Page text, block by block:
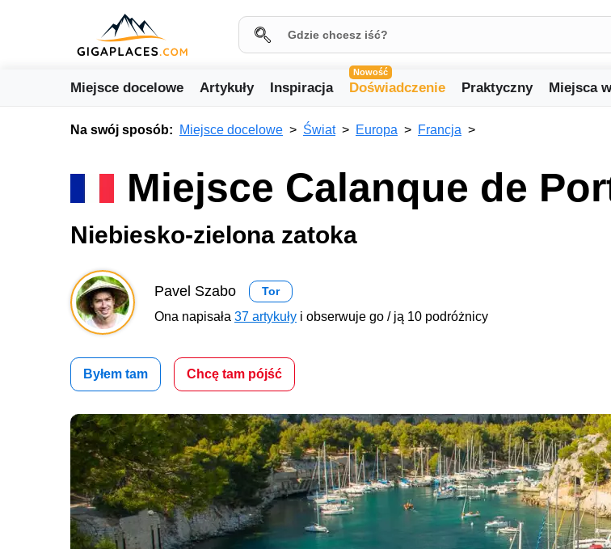
Miejsce docelowe Artykuły Inspiracja
Nowość
Doświadczenie Praktyczny Miejsca
Na swój sposób: Miejsce docelowe Świat Europa Francja
Miejsce Calanque de
Niebiesko-zielona zatoka
Pavel Szabo Tor
Ona napisała 37 artykuły i obserwuje go / ją 10 podróżnicy
Byłem tam Chcę tam pójść